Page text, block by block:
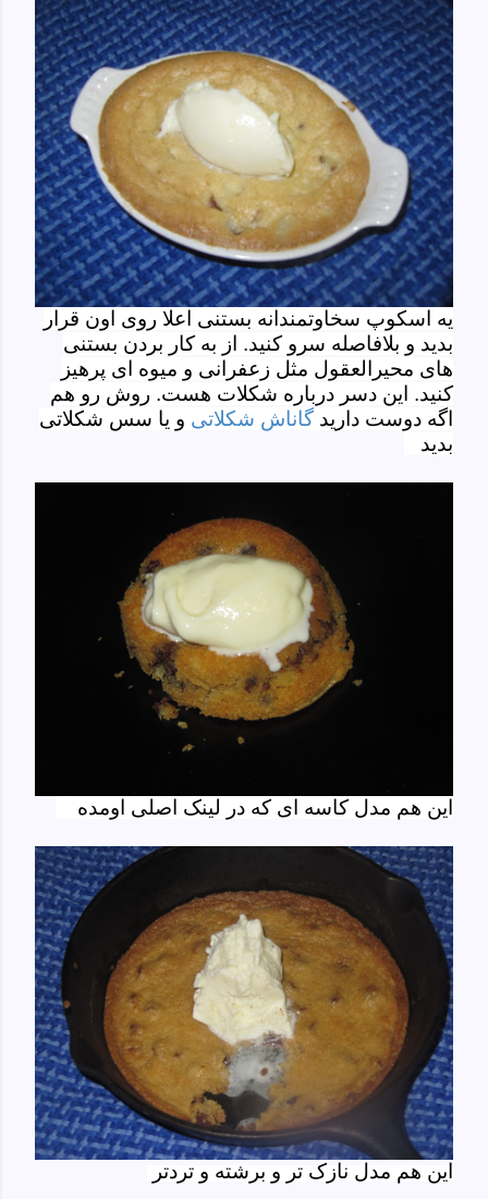
یه اسکوپ سخاوتمندانه بستنی اعلا روی اون قرار
بدید و بلافاصله سرو کنید. از به کار بردن بستنی
های محیرالعقول مثل زعفرانی و میوه ای پرهیز
کنید. این دسر درباره شکلات هست. روش رو هم
اگه دوست دارید گاناش شکلاتی و یا سس شکلاتی
بدید
این هم مدل کاسه ای که در لینک اصلی اومده
این هم مدل نازک تر و برشته و تردتر